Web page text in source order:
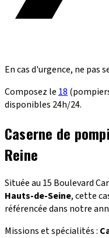
En cas d'urgence, ne pas
Composez le 18
disponibles 24h/24.
Caserne de
Reine
Située au 15 Boulevard
Hauts-de-Seine, cette
référencée dans notre
Missions et spécialités :